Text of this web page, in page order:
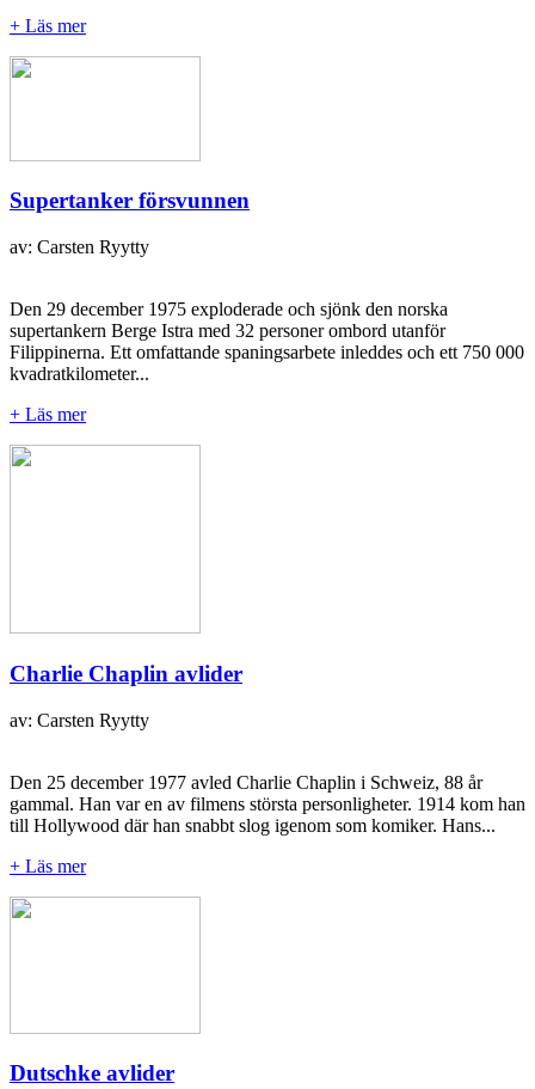
+ Läs mer
Supertanker försvunnen
av: Carsten Ryytty
Den 29 december 1975 exploderade och sjönk den norska
supertankern Berge Istra med 32 personer ombord utanför
Filippinerna. Ett omfattande spaningsarbete inleddes och ett 750 000
kvadratkilometer...
+ Läs mer
Charlie Chaplin avlider
av: Carsten Ryytty
Den 25 december 1977 avled Charlie Chaplin i Schweiz, 88 år
gammal. Han var en av filmens största personligheter. 1914 kom han
till Hollywood där han snabbt slog igenom som komiker. Hans...
+ Läs mer
Dutschke avlider